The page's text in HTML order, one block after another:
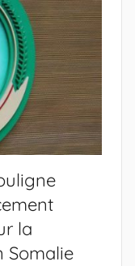
la
Somalie